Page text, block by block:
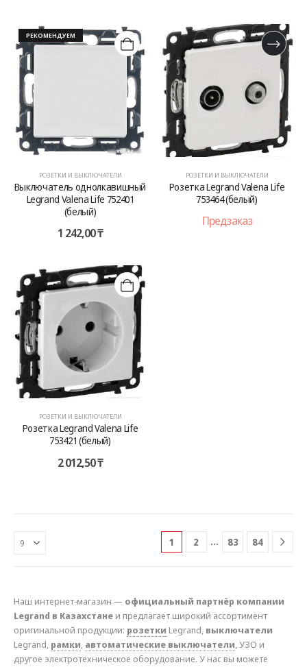
РЕКОМЕНДУЕМ
РОЗЕТКИ И ВЫКЛЮЧАТЕЛИ
Выключатель однолкавишный
Legrand Valena Life 752401
(белый)
1 242,00₸
РОЗЕТКИ И ВЫКЛЮЧАТЕЛИ
Розетка Legrand Valena Life
753464 (белый)
Предзаказ
РОЗЕТКИ И ВЫКЛЮЧАТЕЛИ
Розетка Legrand Valena Life
753421 (белый)
2 012,50₸
1 2 … 83 84
Наш интернет-магазин — официальный партнёр компании
Legrand в Казахстане и предлагает широкий ассортимент
оригинальной продукции: розетки Legrand, выключатели
Legrand, рамки, автоматические выключатели, УЗО и
другое электротехническое оборудование. У нас вы можете